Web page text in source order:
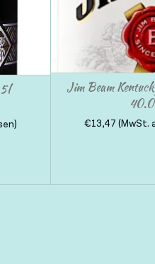
Jim Beam
€13,47 (MwSt.